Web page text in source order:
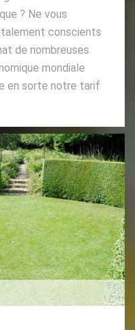
? Ne vous
conscients
de nombreuses
mondiale
en sorte notre tarif